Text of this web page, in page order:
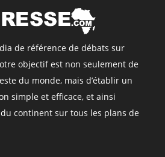
de référence de débats sur
objectif est non seulement de
du monde, mais d’établir un
simple et efficace, et ainsi
continent sur tous les plans de